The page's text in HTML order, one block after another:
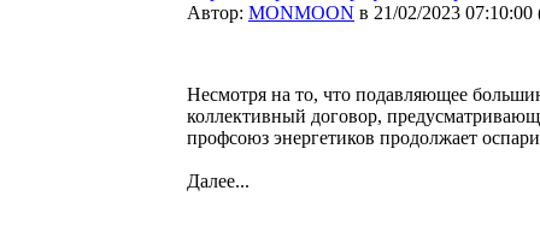
Автор: MONMOON в 21/02/2023 07:10:00
Несмотря на то, что подавляющее
коллективный договор,
профсоюз энергетиков продолжает
Далее...